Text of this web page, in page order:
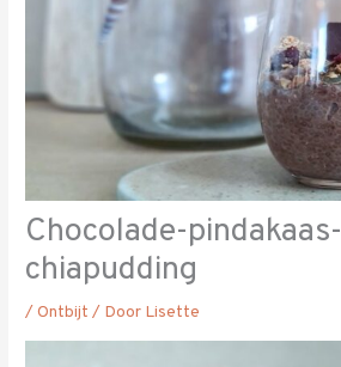
Chocolade-pindakaas-
chiapudding
/Ontbijt / Door Lisette